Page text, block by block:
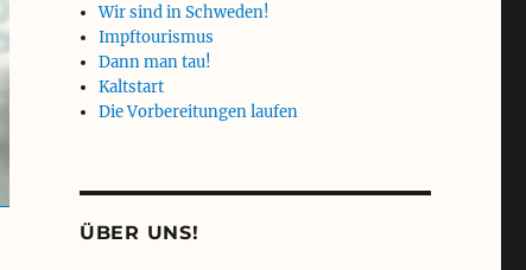
Wir sind in Schweden!
Impftourismus
Dann man tau!
Kaltstart
Die Vorbereitungen laufen
ÜBER UNS!